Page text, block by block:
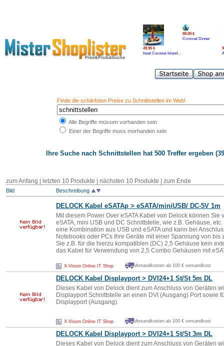
49.95 €
Insel Coconut-Island ..
89.00 €
Criminal Dinner
Finde die schärfsten Preise zu Schnittstellen im Web!
Alle Begriffe müssen vorhanden sein
Einer der Begriffe muss morhanden sein
Ihre Suche nach Schnittstellen hat 500 Treffer ergeben
zum Anfang letzten 10 Produkte nächsten 10 Produkte zum Ende
Bild Beschreibung
DELOCK Kabel eSATAp > eSATA/miniUSB/ DC-5V 1m
Mit diesem Power Over eSATA Kabel von Delock können
eSATA, mini USB und DC Schnittstelle, wie z.B. Gehäuse,
eine Kombination aus USB und eSATA und kann bei
Notebooks oder PCs Ihre Geräte mit einer Spannung von
Sie z.B. für die hierzu kompatiblen (DC) 2,5 Gehäuse kein
das Kabel für Verwendung von 2,5 Combo Gehäusen mit
X-Vision Online IT Shop Versandkosten ab 100 € versandkost
DELOCK Kabel Displayport > DVI24+1 St/St 5m DL
Dieses Kabel von Delock dient zum Anschluss von Geräten
Displayport Schnittstelle an einen DVI (Ausgang) Port sowie
Displayport (Ausgang).
X-Vision Online IT Shop Versandkosten ab 100 € versandkost
DELOCK Kabel Displayport > DVI24+1 St/St 3m DL
Dieses Kabel von Delock dient zum Anschluss von Geräten